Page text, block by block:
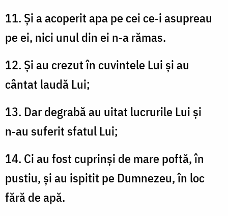
11. Și a acoperit apa pe cei ce‑i asupreau
pe ei, nici unul din ei n‑a rămas.
12. Și au crezut în cuvintele Lui și au
cântat laudă Lui;
13. Dar degrabă au uitat lucrurile Lui și
n‑au suferit sfatul Lui;
14. Ci au fost cuprinși de mare poftă, în
pustiu, și au ispitit pe Dumnezeu, în loc
fără de apă.